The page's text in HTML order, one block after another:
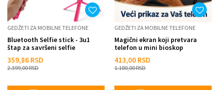
GEDŽETI ZA MOBILNE TELEFONE
Bluetooth Selfie stick - 3u1
štap za savršeni selfie
359,86 RSD
2.399,00RSD
GEDŽETI ZA MOBILNE TELEFONE
Magični ekran koji pretvara
telefon u mini bioskop
413,00 RSD
1.180,00RSD